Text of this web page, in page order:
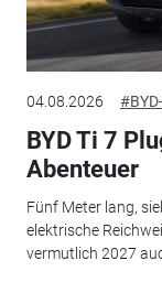
04.08.2026
BYD Ti 7
Abenteuer
Fünf Meter lang,
elektrische
vermutlich 2027